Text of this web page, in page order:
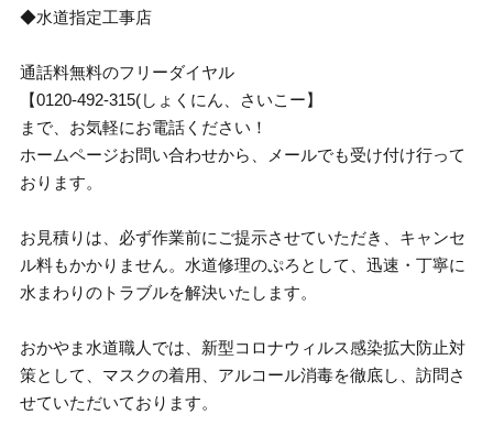
◆水道指定工事店
通話料無料のフリーダイヤル
【0120-492-315(しょくにん、さいこー】
まで、お気軽にお電話ください！
ホームページお問い合わせから、メールでも受け付け行って
おります。
お見積りは、必ず作業前にご提示させていただき、キャンセ
ル料もかかりません。水道修理のぷろとして、迅速・丁寧に
水まわりのトラブルを解決いたします。
おかやま水道職人では、新型コロナウィルス感染拡大防止対
策として、マスクの着用、アルコール消毒を徹底し、訪問さ
せていただいております。